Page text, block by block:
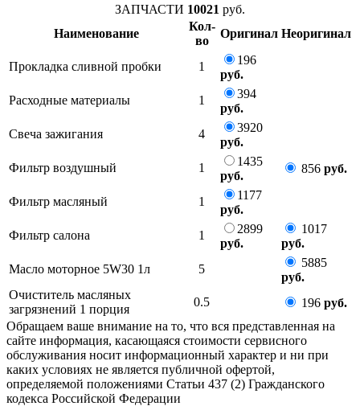
ЗАПЧАСТИ 10021 руб.
Наименование
Кол-
во
Оригинал Неоригинал
Прокладка сливной пробки 1
196
руб.
Расходные материалы
1
394
руб.
Свеча зажигания
4
3920
руб.
Фильтр воздушный
1
1435
руб.
856 руб.
Фильтр масляный 1
1177
руб.
Фильтр салона
1
2899
руб.
1017
руб.
Масло моторное 5W30 1л
5
5885
руб.
Очиститель масляных
загрязнений 1 порция
0.5 196 руб.
Обращаем ваше внимание на то, что вся представленная на
сайте информация, касающаяся стоимости сервисного
обслуживания носит информационный характер и ни при
каких условиях не является публичной офертой,
определяемой положениями Статьи 437 (2) Гражданского
кодекса Российской Федерации